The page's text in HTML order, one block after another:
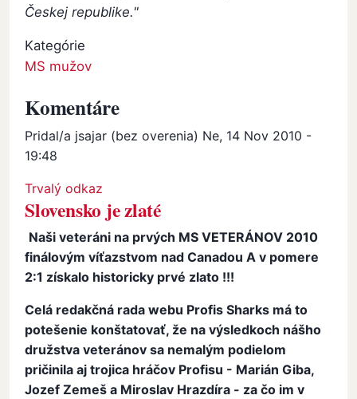
Českej republike."
Kategórie
MS mužov
Komentáre
Pridal/a jsajar (bez overenia) Ne, 14 Nov 2010 -
19:48
Trvalý odkaz
Slovensko je zlaté
Naši veteráni na prvých MS VETERÁNOV 2010
finálovým víťazstvom nad Canadou A v pomere
2:1 získalo historicky prvé zlato !!!
Celá redakčná rada webu Profis Sharks má to
potešenie konštatovať, že na výsledkoch nášho
družstva veteránov sa nemalým podielom
pričinila aj trojica hráčov Profisu - Marián Giba,
Jozef Zemeš a Miroslav Hrazdíra - za čo im v